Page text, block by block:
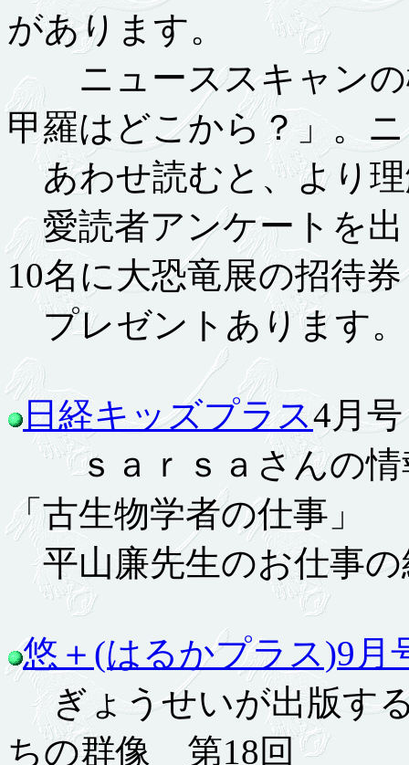
があります。
ニューススキャンの
甲羅はどこから？」。
あわせ読むと、より
愛読者アンケートを出
10名に大恐竜展の招待券
プレゼントあります。
日経キッズプラス4月
ｓａｒｓａさんの情
「古生物学者の仕事」
平山廉先生のお仕事
悠＋(はるかプラス)9月
ぎょうせいが出版す
ちの群像 第18回